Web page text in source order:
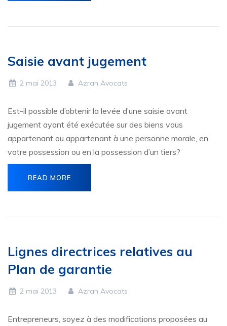
Saisie avant jugement
2 mai 2013 Azran Avocats
Est-il possible d’obtenir la levée d’une saisie avant
jugement ayant été exécutée sur des biens vous
appartenant ou appartenant à une personne morale, en
votre possession ou en la possession d’un tiers?
READ MORE
Lignes directrices relatives au
Plan de garantie
2 mai 2013 Azran Avocats
Entrepreneurs, soyez à des modifications proposées au